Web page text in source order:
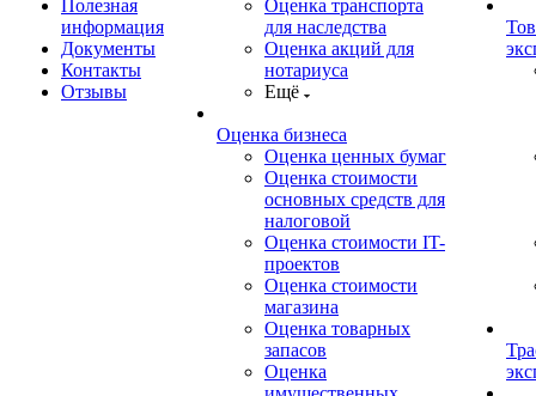
Полезная
информация
Документы
Контакты
Отзывы
Оценка транспорта
для наследства
Оценка акций для
нотариуса
Ещё
Оценка бизнеса
Оценка ценных бумаг
Оценка стоимости
основных средств для
налоговой
Оценка стоимости IT-
проектов
Оценка стоимости
магазина
Оценка товарных
запасов
Оценка